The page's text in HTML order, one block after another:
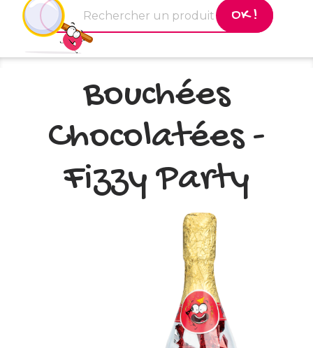
OK !
Bouchées
Chocolatées -
Fizzy Party